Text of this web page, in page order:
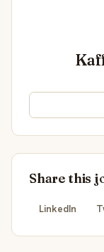
Share this
LinkedIn